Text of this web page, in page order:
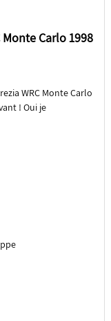
Carlo 1998
WRC Monte Carlo
! Oui je